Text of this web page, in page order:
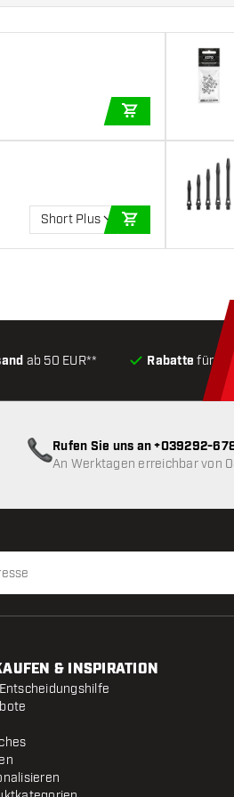
IN DEN
Short Plus
IN DEN
ab 50 EUR** Rabatte für
Rufen Sie uns an +039292-
An Werktagen erreichbar von
& INSPIRATION